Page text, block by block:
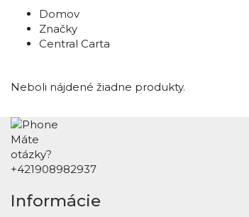
Domov
Značky
Central Carta
Neboli nájdené žiadne produkty.
Máte
otázky?
+421908982937
Informácie